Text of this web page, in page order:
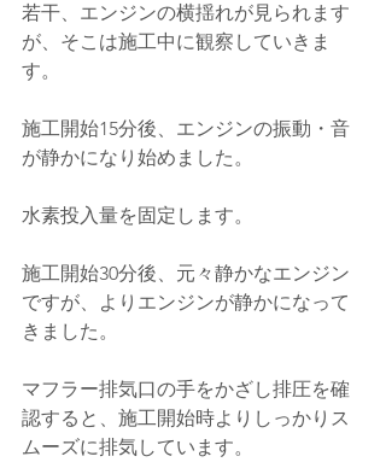
若干、エンジンの横揺れが見られます
が、そこは施工中に観察していきま
す。
施工開始15分後、エンジンの振動・音
が静かになり始めました。
水素投入量を固定します。
施工開始30分後、元々静かなエンジン
ですが、よりエンジンが静かになって
きました。
マフラー排気口の手をかざし排圧を確
認すると、施工開始時よりしっかりス
ムーズに排気しています。